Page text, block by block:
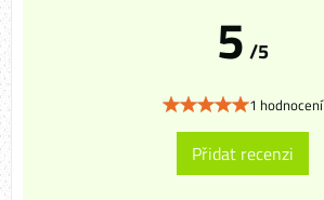
5 /5
1 hodnocení
Přidat recenzi